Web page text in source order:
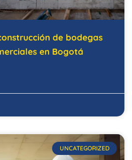
de bodegas
en Bogotá
UNCATEGORIZED